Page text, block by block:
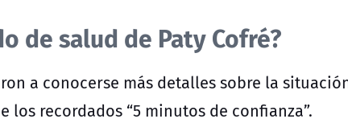
de salud de Paty Cofré?
a conocerse más detalles sobre la
recordados “5 minutos de confianza”.